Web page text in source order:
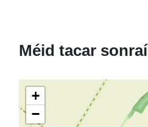
Méid tacar sonraí
+
−